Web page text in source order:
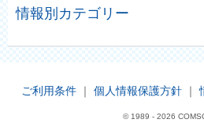
情報別カテゴリー
ご利用条件 ｜ 個人情報保護方針 ｜
© 1989 - 2026